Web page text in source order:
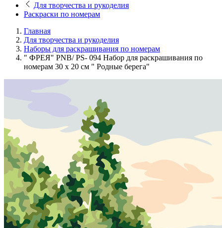
Для творчества и рукоделия
Раскраски по номерам
Главная
Для творчества и рукоделия
Наборы для раскрашивания по номерам
" ФРЕЯ" PNB/ PS- 094 Набор для раскрашивания по
номерам 30 х 20 см " Родные берега"